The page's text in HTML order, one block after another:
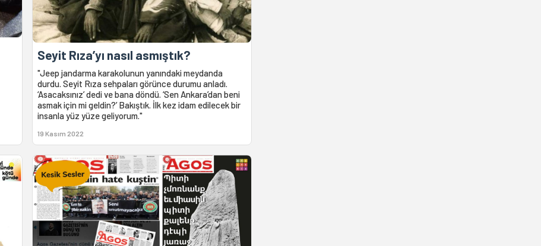
Seyit Rıza’yı nasıl asmıştık?
"Jeep jandarma karakolunun yanındaki meydanda
durdu. Seyit Rıza sehpaları görünce durumu anladı.
‘Asacaksınız’ dedi ve bana döndü. ‘Sen Ankara’dan beni
asmak için mi geldin?’ Bakıştık. İlk kez idam edilecek bir
insanla yüz yüze geliyorum."
19 Kasım 2022